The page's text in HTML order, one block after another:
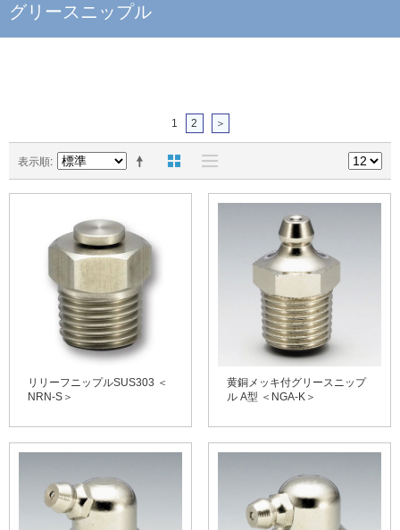
グリースニップル
1 2 ＞
表示順
リリーフニップルSUS303 ＜
NRN-S＞
黄銅メッキ付グリースニップ
ル A型 ＜NGA-K＞